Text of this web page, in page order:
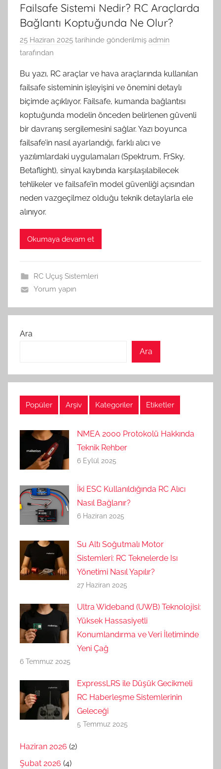
Failsafe Sistemi Nedir? RC Araçlarda
Bağlantı Koptuğunda Ne Olur?
25 Haziran 2025 tarihinde gönderilmiş admin
tarafından
Bu yazı, RC araçlar ve hava araçlarında kullanılan
failsafe sisteminin işleyişini ve önemini detaylı
biçimde açıklıyor. Failsafe, kumanda bağlantısı
koptuğunda modelin önceden belirlenen güvenli
bir davranış sergilemesini sağlar. Yazı boyunca
failsafe’in nasıl ayarlandığı, farklı alıcı ve
yazılımlardaki uygulamaları (Spektrum, FrSky,
Betaflight), sinyal kaybında karşılaşılabilecek
tehlikeler ve failsafe’in model güvenliği açısından
neden vazgeçilmez olduğu teknik detaylarla ele
alınıyor.
Okumaya devam et
RC Uçuş Sistemleri
Yorum yapın
Ara
Ara
Popüler Arşiv Kategoriler Etiketler
NMEA 2000 Protokolü Hakkında
Teknik Rehber
6 Eylül 2025
İki ESC Kullanıldığında RC Alıcı
Nasıl Bağlanır?
6 Haziran 2025
Su Altı Soğutmalı Motor
Sistemleri: RC Teknelerde Isı
Yönetimi Nasıl Yapılır?
27 Haziran 2025
Ultra Wideband (UWB) Teknolojisi:
Yüksek Hassasiyetli
Konumlandırma ve Veri İletiminde
Yeni Çağ
6 Temmuz 2025
ExpressLRS ile Düşük Gecikmeli
RC Haberleşme Sistemlerinin
Geleceği
5 Temmuz 2025
Haziran 2026 (2)
Şubat 2026 (4)